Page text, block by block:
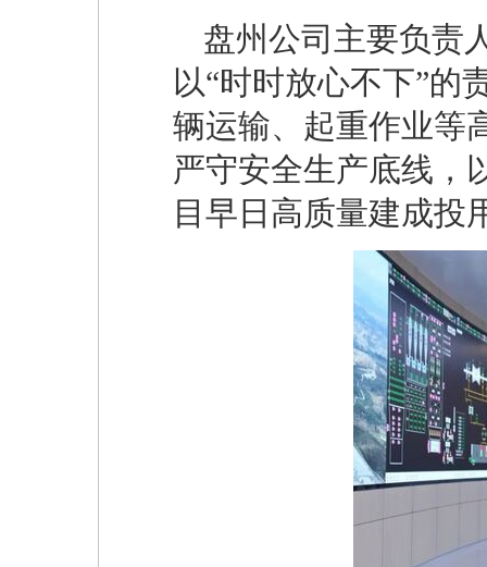
盘州公司主要负责
以“时时放心不下”的
辆运输、起重作业等
严守安全生产底线，
目早日高质量建成投